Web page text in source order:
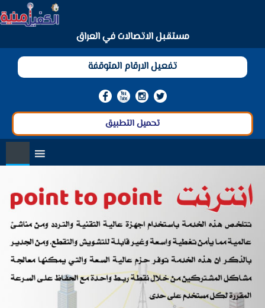
مستقبل الاتصالات في العراق
العربية
تفعيل الارقام المتوقفة
تحميل التطبيق